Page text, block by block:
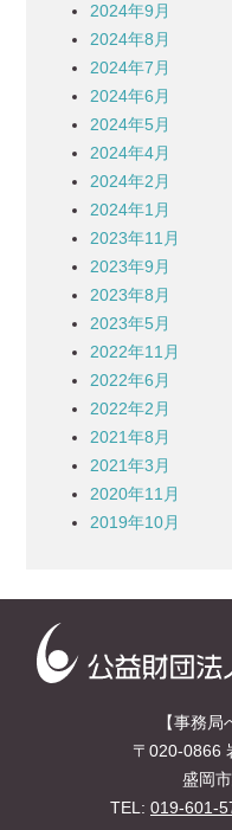
2024年9月
2024年8月
2024年7月
2024年6月
2024年5月
2024年4月
2024年2月
2024年1月
2023年11月
2023年9月
2023年8月
2023年5月
2022年11月
2022年6月
2022年2月
2021年8月
2021年3月
2020年11月
2019年10月
【事務局
〒020-0866
盛岡
TEL: 019-601-